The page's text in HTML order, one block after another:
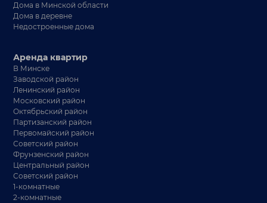
Дома в Минской области
Дома в деревне
Недостроенные дома
Аренда квартир
В Минске
Заводской район
Ленинский район
Московский район
Октябрьский район
Партизанский район
Первомайский район
Советский район
Фрунзенский район
Центральный район
Советский район
1-комнатные
2-комнатные